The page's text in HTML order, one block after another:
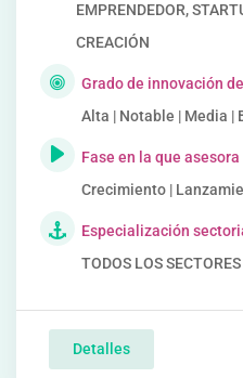
EMPRENDEDOR,
CREACIÓN
Grado de innovación
Alta | Notable | Media |
Fase en la que asesora
Crecimiento |
Especialización
TODOS LOS SECTORES
Detalles